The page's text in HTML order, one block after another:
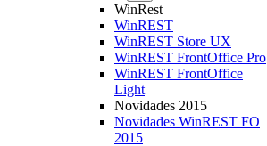
WinRest
WinREST
WinREST Store UX
WinREST FrontOffice Pro
WinREST FrontOffice
Light
Novidades 2015
Novidades WinREST FO
2015